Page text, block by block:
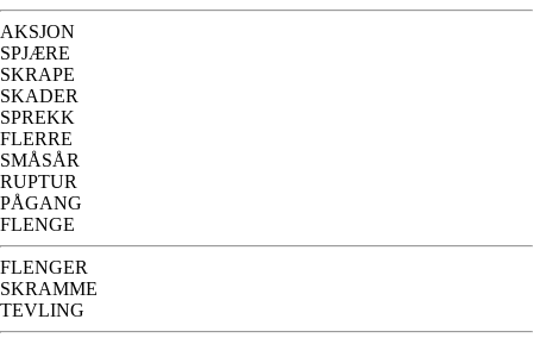
AKSJON
SPJÆRE
SKRAPE
SKADER
SPREKK
FLERRE
SMÅSÅR
RUPTUR
PÅGANG
FLENGE
FLENGER
SKRAMME
TEVLING